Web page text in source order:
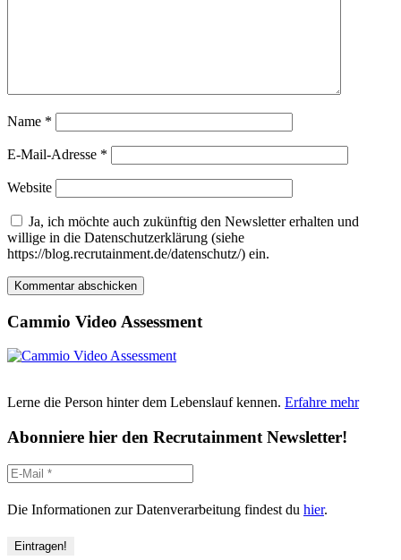
Name *
E-Mail-Adresse *
Website
Ja, ich möchte auch zukünftig den Newsletter erhalten und
willige in die Datenschutzerklärung (siehe
https://blog.recrutainment.de/datenschutz/) ein.
Cammio Video Assessment
Lerne die Person hinter dem Lebenslauf kennen. Erfahre mehr
Abonniere hier den Recrutainment Newsletter!
Die Informationen zur Datenverarbeitung findest du hier.